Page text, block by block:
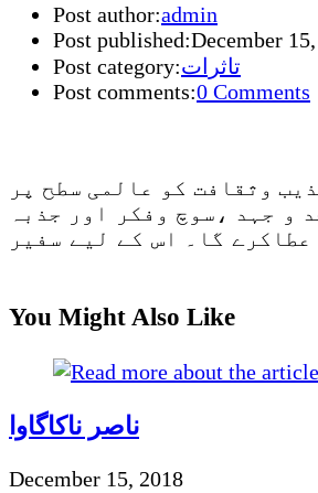
Post author:admin
Post published:December
Post category:تاثرات
Post comments:0 Comments
وثقافت کو عالمی سطح پر
و جہد ،سوچ وفکر اور جذبہ
گا۔ اس کے لیے سفیر
You Might Also Like
ناصر ناکاگاوا
December 15, 2018